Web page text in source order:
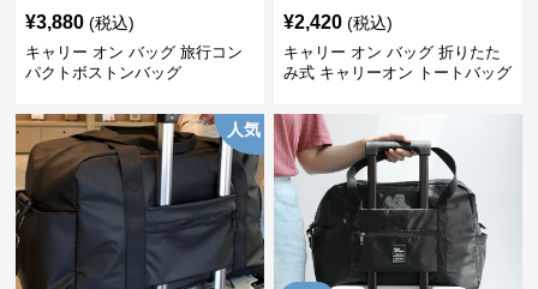
¥3,880 (税込)
キャリー オン バッグ 旅行コン
パクトボストンバッグ
¥2,420 (税込)
キャリー オン バッグ 折りたた
み式 キャリーオン トートバッグ
人気